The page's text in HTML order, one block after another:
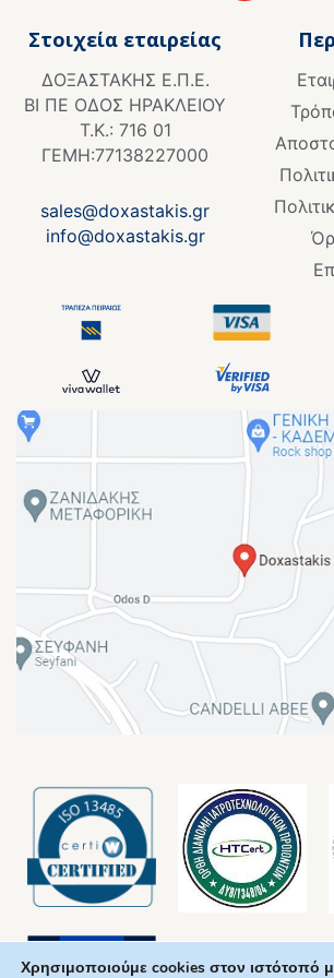
Στοιχεία εταιρείας
ΔΟΞΑΣΤΑΚΗΣ Ε.Π.Ε.
ΒΙ ΠΕ ΟΔΟΣ ΗΡΑΚΛΕΙΟΥ
Τ.Κ.: 716 01
ΓΕΜΗ:77138227000
sales@doxastakis.gr
info@doxastakis.gr
Χρησιμοποιούμε cookies στον ιστότοπό